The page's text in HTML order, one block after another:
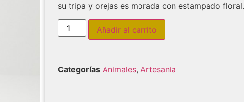
su tripa y orejas es morada con estampado floral.
Añadir al carrito
Categorías Animales, Artesania